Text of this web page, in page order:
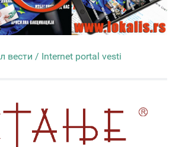
вести / Internet portal vesti